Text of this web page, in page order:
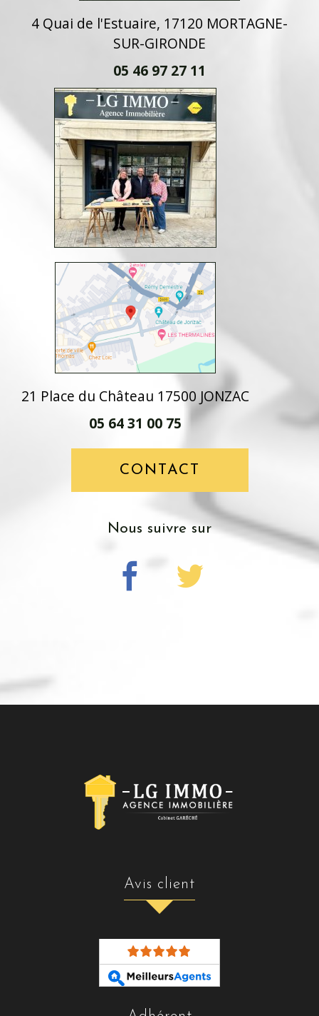
4 Quai de l'Estuaire, 17120 MORTAGNE-
SUR-GIRONDE
05 46 97 27 11
21 Place du Château 17500 JONZAC
05 64 31 00 75
CONTACT
nous suivre sur
avis client